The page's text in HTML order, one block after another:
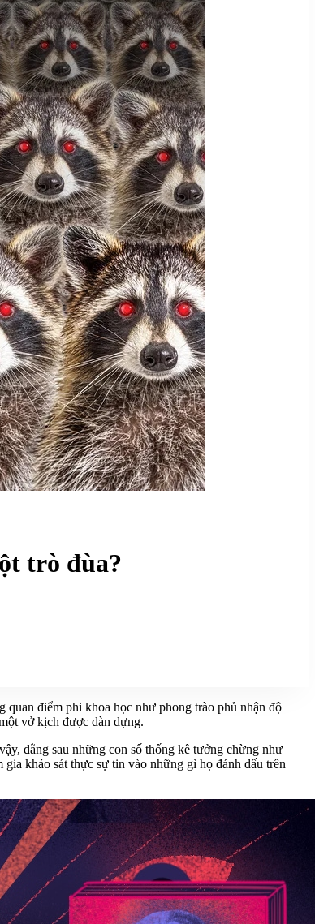
trò đùa?
điểm phi khoa học như phong trào phủ nhận độ
vở kịch được dàn dựng.
đằng sau những con số thống kê tưởng chừng như
khảo sát thực sự tin vào những gì họ đánh dấu trên